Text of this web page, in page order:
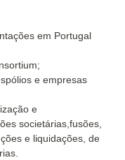
em Portugal
e empresas
e
societárias,fusões,
e liquidações, de